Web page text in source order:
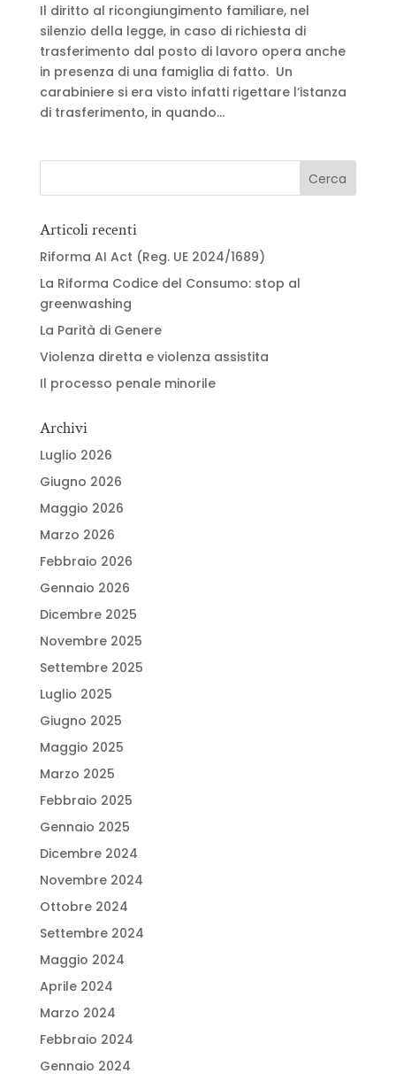
Il diritto al ricongiungimento familiare, nel
silenzio della legge, in caso di richiesta di
trasferimento dal posto di lavoro opera anche
in presenza di una famiglia di fatto. Un
carabiniere si era visto infatti rigettare l’istanza
di trasferimento, in quando...
Articoli recenti
Riforma AI Act (Reg. UE 2024/1689)
La Riforma Codice del Consumo: stop al
greenwashing
La Parità di Genere
Violenza diretta e violenza assistita
Il processo penale minorile
Archivi
Luglio 2026
Giugno 2026
Maggio 2026
Marzo 2026
Febbraio 2026
Gennaio 2026
Dicembre 2025
Novembre 2025
Settembre 2025
Luglio 2025
Giugno 2025
Maggio 2025
Marzo 2025
Febbraio 2025
Gennaio 2025
Dicembre 2024
Novembre 2024
Ottobre 2024
Settembre 2024
Maggio 2024
Aprile 2024
Marzo 2024
Febbraio 2024
Gennaio 2024